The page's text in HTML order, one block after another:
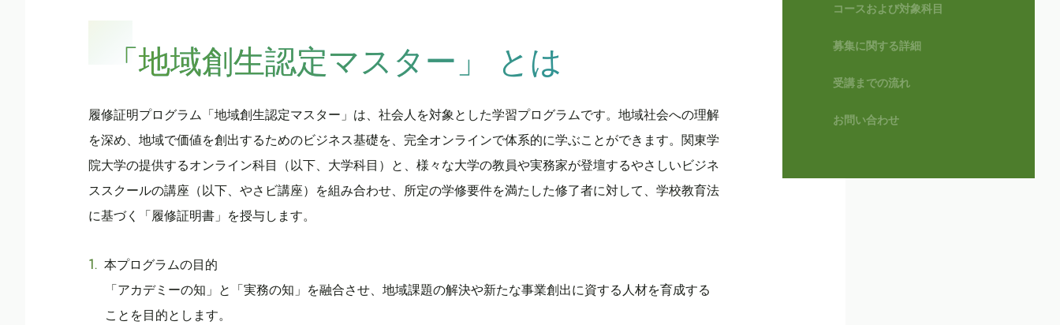
コースおよび対象科目
募集に関する詳細
受講までの流れ
お問い合わせ
「地域創生認定マスター」 とは
履修証明プログラム「地域創生認定マスター」は、社会人を対象とした学習プログラムです。地域社会への理解
を深め、地域で価値を創出するためのビジネス基礎を、完全オンラインで体系的に学ぶことができます。関東学
院大学の提供するオンライン科目（以下、大学科目）と、様々な大学の教員や実務家が登壇するやさしいビジネ
ススクールの講座（以下、やさビ講座）を組み合わせ、所定の学修要件を満たした修了者に対して、学校教育法
に基づく「履修証明書」を授与します。
本プログラムの目的
「アカデミーの知」と「実務の知」を融合させ、地域課題の解決や新たな事業創出に資する人材を育成する
ことを目的とします。